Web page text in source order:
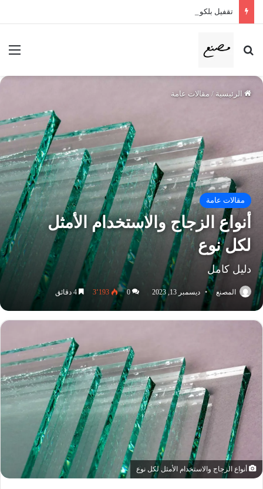
تقفيل بلكونات زجاج سيكوريت
بحث عن
الرئيسية / مقالات عامة
مقالات عامة
أنواع الزجاج والاستخدام الأمثل
لكل نوع
دليل كامل
المصنع ديسمبر 13, 2023 0 3٬193
أنواع الزجاج والاستخدام الأمثل لكل نوع